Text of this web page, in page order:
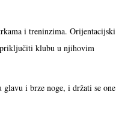
i treninzima. Orijentacijski
priključiti klubu u njihovim
i brze noge, i držati se one